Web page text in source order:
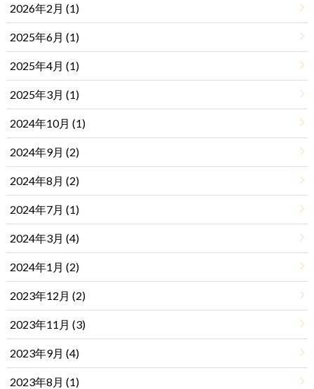
2026年2月 (1)
2025年6月 (1)
2025年4月 (1)
2025年3月 (1)
2024年10月 (1)
2024年9月 (2)
2024年8月 (2)
2024年7月 (1)
2024年3月 (4)
2024年1月 (2)
2023年12月 (2)
2023年11月 (3)
2023年9月 (4)
2023年8月 (1)